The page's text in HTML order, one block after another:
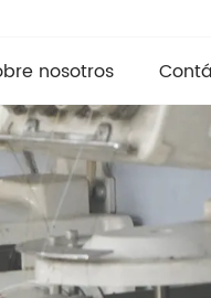
nosotros